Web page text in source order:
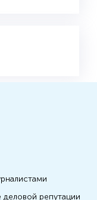
деловой репутации